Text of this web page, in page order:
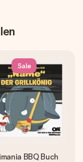
Sale
BBQ Buch